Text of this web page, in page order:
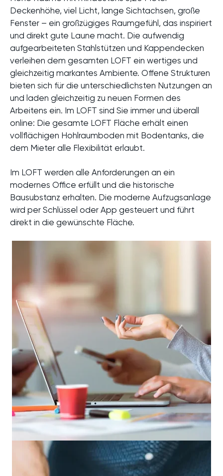
Deckenhöhe, viel Licht, lange Sichtachsen, große
Fenster – ein großzügiges Raumgefühl, das inspiriert
und direkt gute Laune macht. Die aufwendig
aufgearbeiteten Stahlstützen und Kappendecken
verleihen dem gesamten LOFT ein wertiges und
gleichzeitig markantes Ambiente. Offene Strukturen
bieten sich für die unterschiedlichsten Nutzungen an
und laden gleichzeitig zu neuen Formen des
Arbeitens ein. Im LOFT sind Sie immer und überall
online: Die gesamte LOFT Fläche erhält einen
vollflächigen Hohlraumboden mit Bodentanks, die
dem Mieter alle Flexibilität erlaubt.
Im LOFT werden alle Anforderungen an ein
modernes Office erfüllt und die historische
Bausubstanz erhalten. Die moderne Aufzugsanlage
wird per Schlüssel oder App gesteuert und führt
direkt in die gewünschte Fläche.